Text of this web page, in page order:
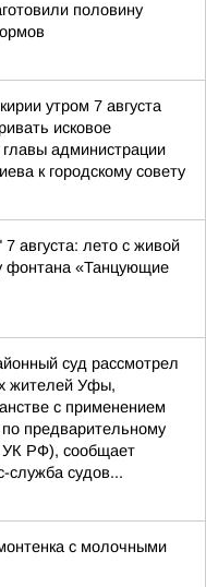
половину
утром 7 августа
исковое
администрации
к городскому совету
августа: лето с живой
фонтана «Танцующие
суд рассмотрел
жителей Уфы,
с применением
предварительному
УК РФ), сообщает
служба судов...
с молочными